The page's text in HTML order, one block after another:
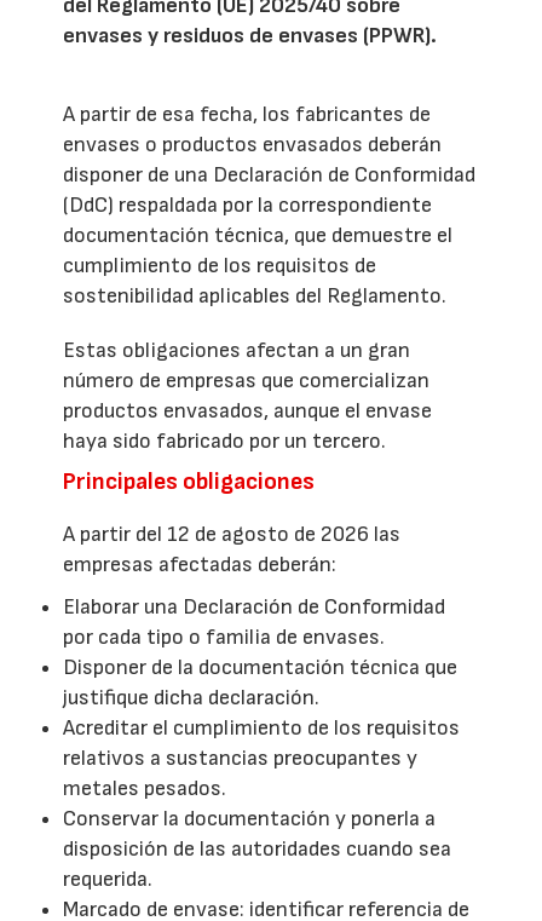
del Reglamento (UE) 2025/40 sobre
envases y residuos de envases (PPWR).
A partir de esa fecha, los fabricantes de
envases o productos envasados deberán
disponer de una Declaración de Conformidad
(DdC) respaldada por la correspondiente
documentación técnica, que demuestre el
cumplimiento de los requisitos de
sostenibilidad aplicables del Reglamento.
Estas obligaciones afectan a un gran
número de empresas que comercializan
productos envasados, aunque el envase
haya sido fabricado por un tercero.
Principales obligaciones
A partir del 12 de agosto de 2026 las
empresas afectadas deberán:
Elaborar una Declaración de Conformidad
por cada tipo o familia de envases.
Disponer de la documentación técnica que
justifique dicha declaración.
Acreditar el cumplimiento de los requisitos
relativos a sustancias preocupantes y
metales pesados.
Conservar la documentación y ponerla a
disposición de las autoridades cuando sea
requerida.
Marcado de envase: identificar referencia de